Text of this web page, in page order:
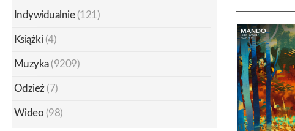
Indywidualnie (121)
Książki (4)
Muzyka (9209)
Odzież (7)
Wideo (98)